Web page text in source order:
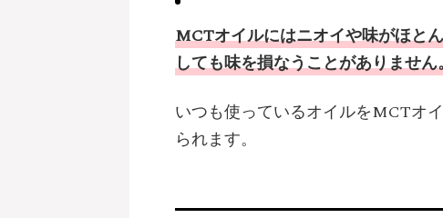
MCTオイルにはニオイや味がほと
しても味を損なうことがありません
いつも使っているオイルをMCTオ
られます。